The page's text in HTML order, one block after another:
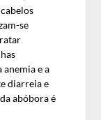
se
anemia e a
diarreia e
abóbora é